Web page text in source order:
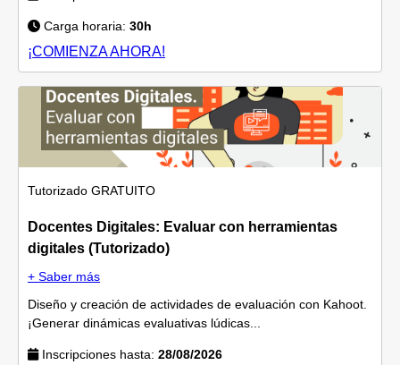
Carga horaria: 30h
¡COMIENZA AHORA!
Tutorizado GRATUITO
Docentes Digitales: Evaluar con herramientas
digitales (Tutorizado)
+ Saber más
Diseño y creación de actividades de evaluación con Kahoot.
¡Generar dinámicas evaluativas lúdicas...
Inscripciones hasta: 28/08/2026